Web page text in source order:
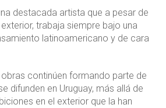
destacada artista que a pesar de
trabaja siempre bajo una
latinoamericano y de cara
continúen formando parte de
difunden en Uruguay, más allá de
en el exterior que la han